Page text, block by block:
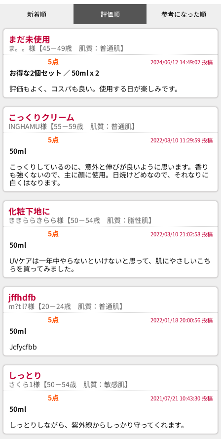
新着順 評価順 参考になった順
まだ未使用
ま。。様【45－49歳 肌質：普通肌】
5点
2024/06/12 14:49:02 投稿
お得な2個セット ／ 50ml x 2
評価もよく、コスパも良い。使用する日が楽しみです。
こっくりクリーム
INGHAMU様【55－59歳 肌質：普通肌】
5点
2022/08/10 11:29:59 投稿
50ml
こっくりしているのに、意外と伸びが良いように思います。香り
も強くないので、主に顔に使用。日焼けどめなので、それなりに
白くはなります。
化粧下地に
ききららきらら様【50－54歳 肌質：脂性肌】
5点
2022/03/10 21:02:58 投稿
50ml
UVケアは一年中やらないといけないと思って、肌にやさしいこち
らを買ってみました。
jffhdfb
m?t l?様【20－24歳 肌質：普通肌】
5点
2022/01/18 20:00:56 投稿
50ml
Jcfycfbb
しっとり
さくら1様【50－54歳 肌質：敏感肌】
5点
2021/07/21 10:43:30 投稿
50ml
しっとりしながら、紫外線からしっかり守ってくれます。